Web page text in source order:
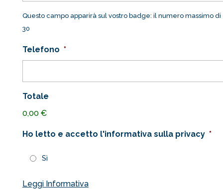
Questo campo apparirà sul vostro badge: il numero massimo
30
Telefono *
Totale
0,00 €
Ho letto e accetto l'informativa sulla privacy *
Sì
Leggi Informativa